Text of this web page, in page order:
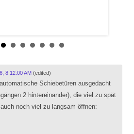
8:12:00 AM (edited)
Schiebetüren ausgedacht
2 hintereinander), die viel zu spät
noch viel zu langsam öffnen: